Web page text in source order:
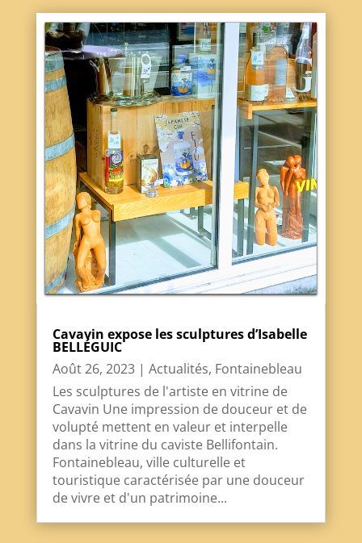
Cavavin expose les sculptures d’Isabelle
BELLÉGUIC
Août 26, 2023| Actualités, Fontainebleau
Les sculptures de l'artiste en vitrine de
Cavavin Une impression de douceur et de
volupté mettent en valeur et interpelle
dans la vitrine du caviste Bellifontain.
Fontainebleau, ville culturelle et
touristique caractérisée par une douceur
de vivre et d'un patrimoine...